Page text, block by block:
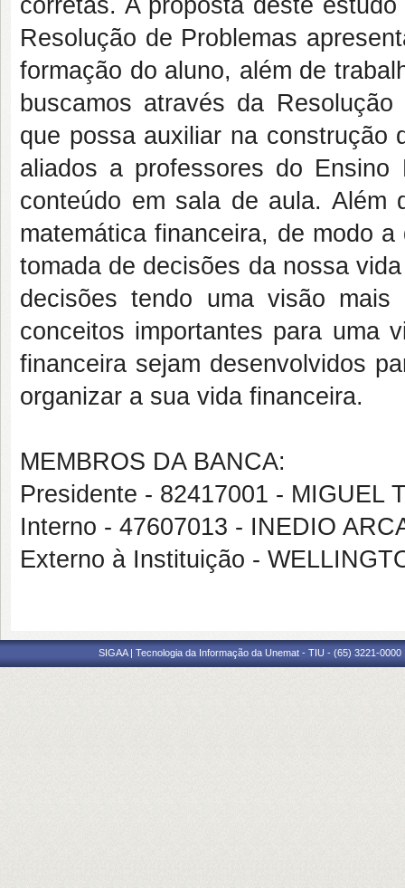
corretas. A proposta deste
Resolução de Problemas
formação do aluno, além de
buscamos através da
que possa auxiliar na construção
aliados a professores do Ensino
conteúdo em sala de aula. Além
matemática financeira, de modo
tomada de decisões da nossa
decisões tendo uma visão
conceitos importantes para uma
financeira sejam desenvolvidos
organizar a sua vida financeira.
MEMBROS DA BANCA:
Presidente - 82417001 - MIGUEL
Interno - 47607013 - INEDIO
Externo à Instituição -
SIGAA | Tecnologia da Informação da Unemat - TIU - (65) 3221-